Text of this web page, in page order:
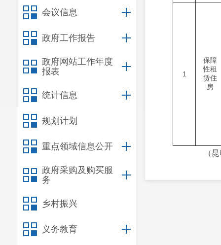
会议信息
政府工作报告
政府网站工作年度
报表
统计信息
规划计划
重点领域信息公开
政府采购及购买服
务
乡村振兴
义务教育
1
保障
性租
赁住
房
（昆明市呈